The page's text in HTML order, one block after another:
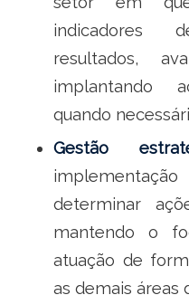
indicadores
resultados,
implantando
quando
Gestão
determinar
mantendo o
atuação de
as demais áreas